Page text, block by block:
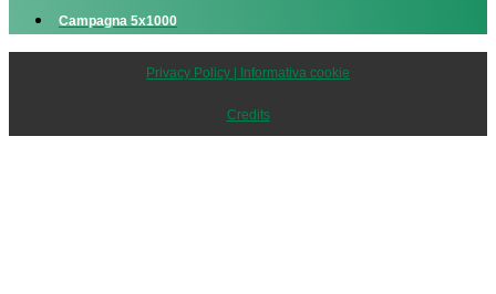
Campagna 5x1000
Privacy Policy | Informativa cookie
Credits